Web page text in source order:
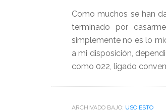
Como muchos se han
terminado por
simplemente no es lo
a mi disposición,
como 022, ligado
ARCHIVADO BAJO: USO ESTO